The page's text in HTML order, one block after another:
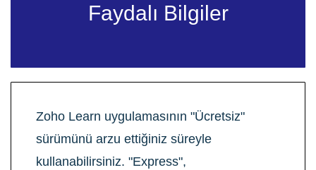
Faydalı Bilgiler
Zoho Learn uygulamasının "Ücretsiz"
sürümünü arzu ettiğiniz süreyle
kullanabilirsiniz. "Express",